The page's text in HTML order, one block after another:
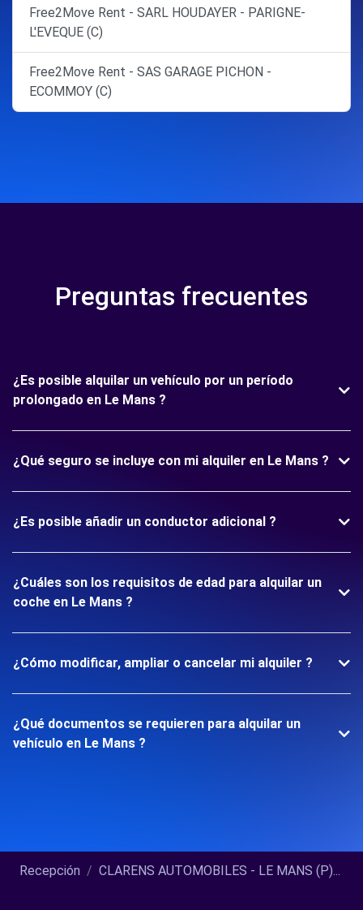
Free2Move Rent - SARL HOUDAYER - PARIGNE-
L'EVEQUE (C)
Free2Move Rent - SAS GARAGE PICHON -
ECOMMOY (C)
Preguntas frecuentes
¿Es posible alquilar un vehículo por un período
prolongado en Le Mans ?
¿Qué seguro se incluye con mi alquiler en Le Mans ?
¿Es posible añadir un conductor adicional ?
¿Cuáles son los requisitos de edad para alquilar un
coche en Le Mans ?
¿Cómo modificar, ampliar o cancelar mi alquiler ?
¿Qué documentos se requieren para alquilar un
vehículo en Le Mans ?
Recepción CLARENS AUTOMOBILES - LE MANS (P)...